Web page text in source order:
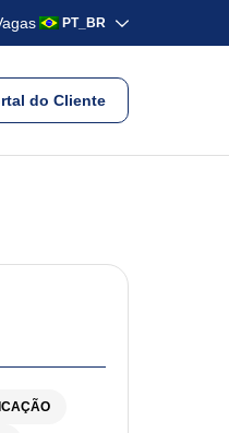
PT_BR
do Cliente